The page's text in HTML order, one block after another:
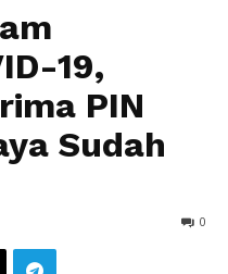
19,
PIN
Sudah
0